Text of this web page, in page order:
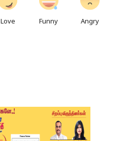
Love Funny Angry